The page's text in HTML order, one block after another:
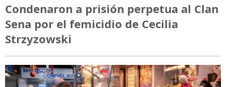
Condenaron a prisión perpetua al Clan
Sena por el femicidio de Cecilia
Strzyzowski